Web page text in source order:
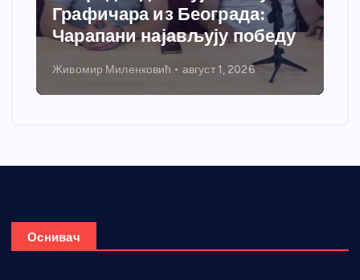
Графичара из Београда:
Чарапани најављују победу
Живомир Миленковић август 1, 2026
Оснивач